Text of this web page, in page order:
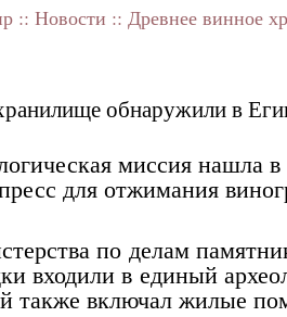
:: Новости :: Древнее винное
миссия нашла
для отжимания
по делам
входили в единый
также включал жилые